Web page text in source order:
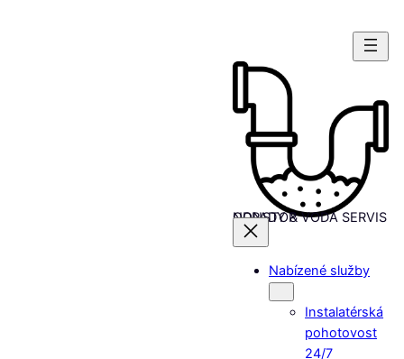
ODPADY & VODA SERVIS NONSTOP
Nabízené služby
Instalatérská
pohotovost
24/7